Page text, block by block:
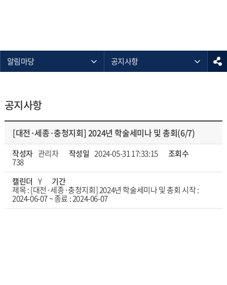
알림마당 공지사항
공지사항
[대전·세종·충청지회] 2024년 학술세미나 및 총회(6/7)
작성자 관리자 작성일 2024-05-31 17:33:15 조회수
738
캘린더 Y 기간
제목 : [대전·세종·충청지회] 2024년 학술세미나 및 총회 시작 :
2024-06-07 ~ 종료 : 2024-06-07